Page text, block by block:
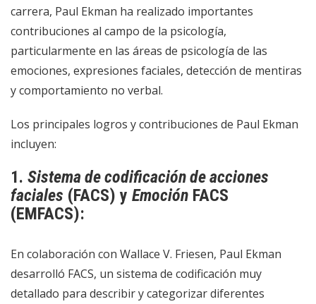
carrera, Paul Ekman ha realizado importantes
contribuciones al campo de la psicología,
particularmente en las áreas de psicología de las
emociones, expresiones faciales, detección de mentiras
y comportamiento no verbal.
Los principales logros y contribuciones de Paul Ekman
incluyen:
1. Sistema de codificación de acciones
faciales (FACS) y Emoción FACS
(EMFACS):
En colaboración con Wallace V. Friesen, Paul Ekman
desarrolló FACS, un sistema de codificación muy
detallado para describir y categorizar diferentes